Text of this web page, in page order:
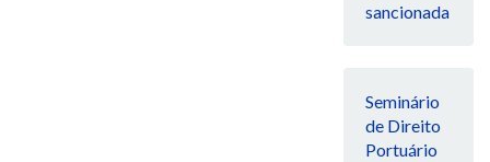
sancionada
Seminário
de Direito
Portuário